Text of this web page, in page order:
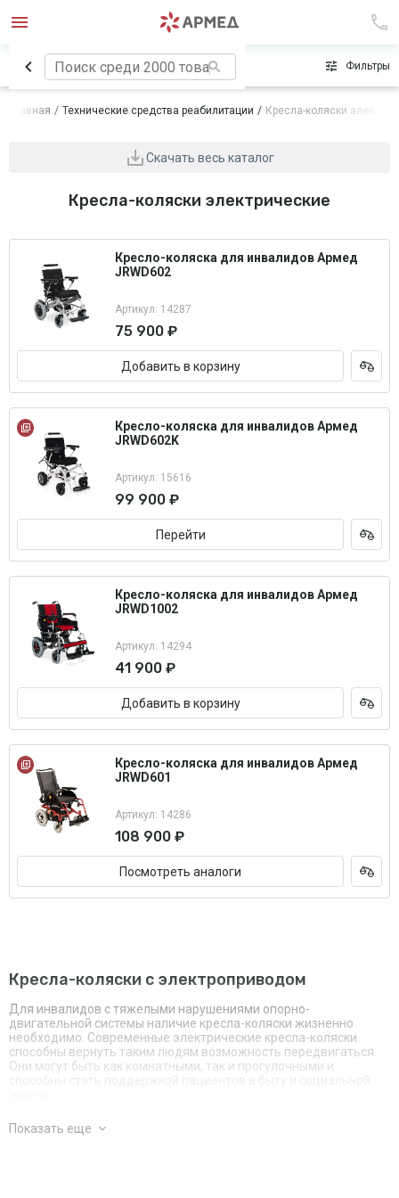
Сначала популярные Фильтры
Главная Технические средства реабилитации Кресла-коляски
Скачать весь каталог
Кресла-коляски электрические
Кресло-коляска для инвалидов Армед
JRWD602
Артикул: 14287
75 900 ₽
Добавить в корзину
Кресло-коляска для инвалидов Армед
JRWD602K
Артикул: 15616
99 900 ₽
Перейти
Кресло-коляска для инвалидов Армед
JRWD1002
Артикул: 14294
41 900 ₽
Добавить в корзину
Кресло-коляска для инвалидов Армед
JRWD601
Артикул: 14286
108 900 ₽
Посмотреть аналоги
Кресла-коляски с электроприводом
Для инвалидов с тяжелыми нарушениями опорно-
двигательной системы наличие кресла-коляски жизненно
необходимо. Современные электрические кресла-коляски
способны вернуть таким людям возможность передвигаться.
Они могут быть как комнатными, так и прогулочными и
Благодаря электрическому приводу и вместительным
аккумуляторам коляской могут пользоваться люди с
Показать еще